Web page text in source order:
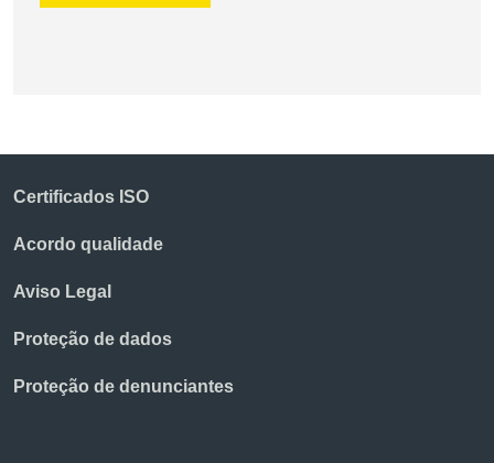
Certificados ISO
Acordo qualidade
Aviso Legal
Proteção de dados
Proteção de denunciantes